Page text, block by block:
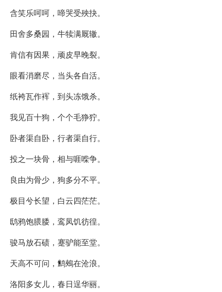
含笑乐呵呵，啼哭受殃抉。
田舍多桑园，牛犊满厩辙。
肯信有因果，顽皮早晚裂。
眼看消磨尽，当头各自活。
纸袴瓦作裈，到头冻饿杀。
我见百十狗，个个毛狰狞。
卧者渠自卧，行者渠自行。
投之一块骨，相与啀喍争。
良由为骨少，狗多分不平。
极目兮长望，白云四茫茫。
鸱鸦饱腲腇，鸾凤饥彷徨。
骏马放石碛，蹇驴能至堂。
天高不可问，鹪鵊在沧浪。
洛阳多女儿，春日逞华丽。